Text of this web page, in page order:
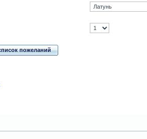
пожеланий